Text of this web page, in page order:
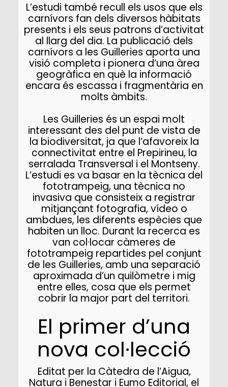
L’estudi també recull els usos que els
carnívors fan dels diversos hàbitats
presents i els seus patrons d’activitat
al llarg del dia. La publicació dels
carnívors a les Guilleries aporta una
visió completa i pionera d’una àrea
geogràfica en què la informació
encara és escassa i fragmentària en
molts àmbits.
Les Guilleries és un espai molt
interessant des del punt de vista de
la biodiversitat, ja que l’afavoreix la
connectivitat entre el Prepirineu, la
serralada Transversal i el Montseny.
L’estudi es va basar en la tècnica del
fototrampeig, una tècnica no
invasiva que consisteix a registrar
mitjançant fotografia, vídeo o
ambdues, les diferents espècies que
habiten un lloc. Durant la recerca es
van col·locar càmeres de
fototrampeig repartides pel conjunt
de les Guilleries, amb una separació
aproximada d’un quilòmetre i mig
entre elles, cosa que els permet
cobrir la major part del territori.
El primer d’una
nova col·lecció
Editat per la Càtedra de l’Aigua,
Natura i Benestar i Eumo Editorial, el